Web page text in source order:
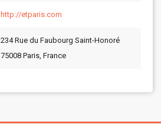
http://etparis.com
234 Rue du Faubourg Saint-Honoré
75008 Paris, France